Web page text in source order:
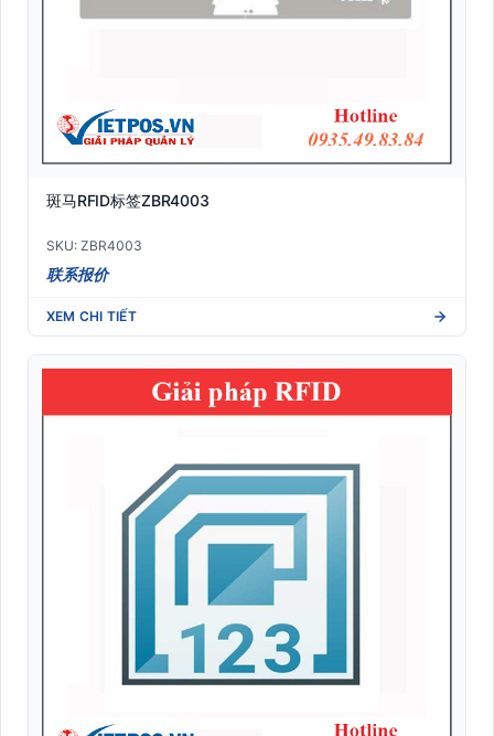
斑马RFID标签ZBR4003
SKU: ZBR4003
联系报价
XEM CHI TIẾT